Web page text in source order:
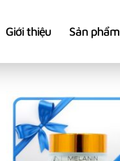
Giới thiệu Sản phẩm